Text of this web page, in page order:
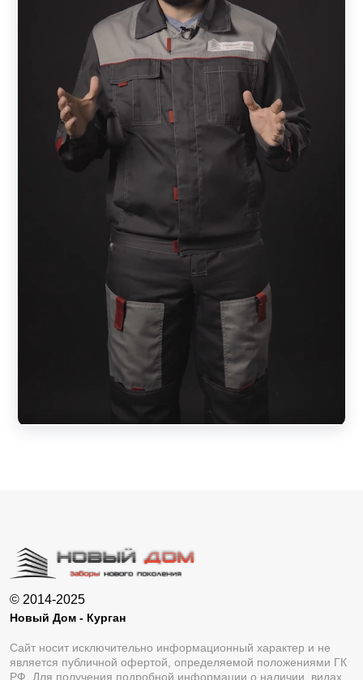
© 2014-2025
Новый Дом - Курган
Сайт носит исключительно информационный характер и не
является публичной офертой, определяемой положениями ГК
РФ. Для получения подробной информации о наличии, видах,